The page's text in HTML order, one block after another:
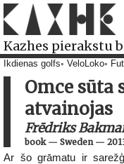
Kazhes pierakstu
Ikdienas golfs VeloLoko
Omce sūta
atvainojas
Frēdriks
book— Sweden—
Ar šo grāmatu ir